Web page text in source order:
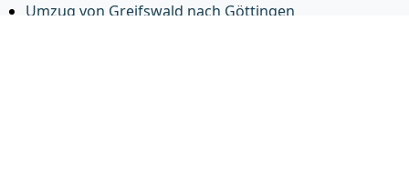
Umzug von Greifswald nach Göttingen